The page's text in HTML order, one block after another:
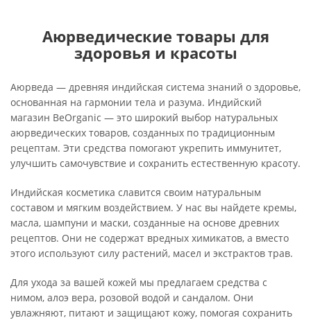
Аюрведические товары для
здоровья и красоты
Аюрведа — древняя индийская система знаний о здоровье,
основанная на гармонии тела и разума. Индийский
магазин BeOrganic — это широкий выбор натуральных
аюрведических товаров, созданных по традиционным
рецептам. Эти средства помогают укрепить иммунитет,
улучшить самочувствие и сохранить естественную красоту.
Индийская косметика славится своим натуральным
составом и мягким воздействием. У нас вы найдете кремы,
масла, шампуни и маски, созданные на основе древних
рецептов. Они не содержат вредных химикатов, а вместо
этого используют силу растений, масел и экстрактов трав.
Для ухода за вашей кожей мы предлагаем средства с
нимом, алоэ вера, розовой водой и сандалом. Они
увлажняют, питают и защищают кожу, помогая сохранить